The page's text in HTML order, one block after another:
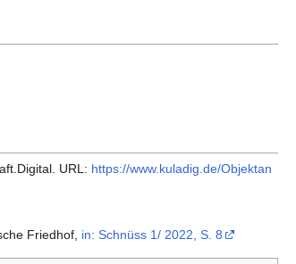
URL: https://www.kuladig.de/Objektan
Friedhof, in: Schnüss 1/ 2022, S. 8